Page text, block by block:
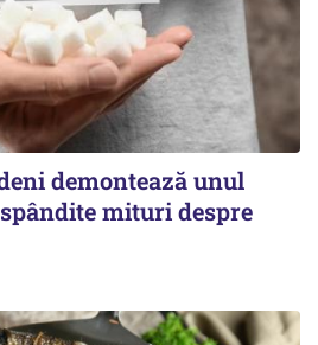
demontează unul
mituri despre